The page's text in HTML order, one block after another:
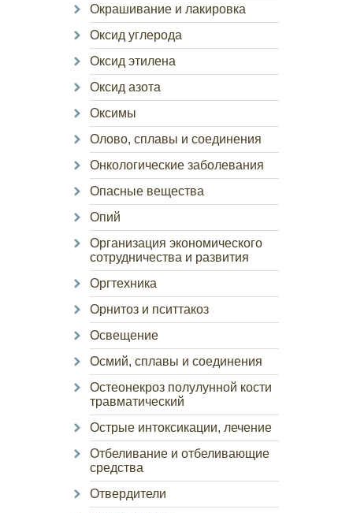
Окрашивание и лакировка
Оксид углерода
Оксид этилена
Оксид азота
Оксимы
Олово, сплавы и соединения
Онкологические заболевания
Опасные вещества
Опий
Организация экономического
сотрудничества и развития
Оргтехника
Орнитоз и пситтакоз
Освещение
Осмий, сплавы и соединения
Остеонекроз полулунной кости
травматический
Острые интоксикации, лечение
Отбеливание и отбеливающие
средства
Отвердители